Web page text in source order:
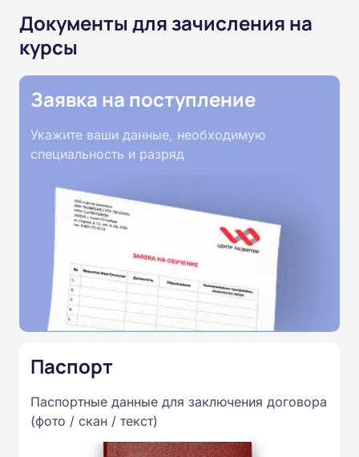
Документы для зачисления на
курсы
Заявка на поступление
Укажите ваши данные, необходимую
специальность и разряд
Паспорт
Паспортные данные для заключения договора
(фото / скан / текст)